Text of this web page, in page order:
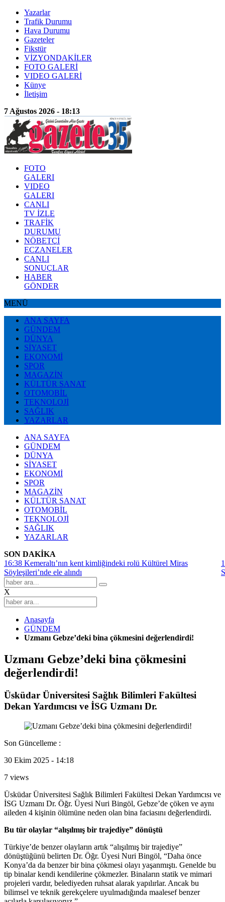
Yazarlar
Trafik Durumu
Hava Durumu
Gazeteler
Fikstür
VİZYONDAKİLER
FOTO GALERİ
VIDEO GALERİ
Künye
İletişim
7 Ağustos 2026 - 18:13
FOTO
GALERI
VIDEO
GALERI
CANLI
TV İZLE
TRAFİK
DURUMU
NÖBETÇİ
ECZANELER
CANLI
SONUÇLAR
HABER
GÖNDER
MENÜ
ANA SAYFA
GÜNDEM
DÜNYA
SİYASET
EKONOMİ
SPOR
MAGAZİN
KÜLTÜR SANAT
OTOMOBİL
TEKNOLOJİ
SAĞLIK
YAZARLAR
ANA SAYFA
GÜNDEM
DÜNYA
SİYASET
EKONOMİ
SPOR
MAGAZİN
KÜLTÜR SANAT
OTOMOBİL
TEKNOLOJİ
SAĞLIK
YAZARLAR
SON DAKİKA
16:38 Kemeraltı’nın kent kimliğindeki rolü Kültürel Miras
Söyleşileri’nde ele alındı
X
Anasayfa
GÜNDEM
Uzmanı Gebze’deki bina çökmesini değerlendirdi!
Uzmanı Gebze’deki bina çökmesini
değerlendirdi!
Üsküdar Üniversitesi Sağlık Bilimleri Fakültesi
Dekan Yardımcısı ve İSG Uzmanı Dr.
Son Güncelleme :
30 Ekim 2025 - 14:18
7 views
Üsküdar Üniversitesi Sağlık Bilimleri Fakültesi Dekan Yardımcısı ve
İSG Uzmanı Dr. Öğr. Üyesi Nuri Bingöl, Gebze’de çöken ve aynı
aileden 4 kişinin ölümüne neden olan bina faciasını değerlendirdi.
Bu tür olaylar “alışılmış bir trajediye” dönüştü
Türkiye’de benzer olayların artık “alışılmış bir trajediye”
dönüştüğünü belirten Dr. Öğr. Üyesi Nuri Bingöl, “Daha önce
Konya’da da benzer bir bina çökmesi olayı yaşanmıştı. Genelde bu
tip binalar kendi kendilerine çökmezler. Binaların statik ve mimari
projeleri vardır, belediyeden ruhsat alarak yapılırlar. Ancak bu
bilimsel ve teknik gerekçelere uyulmadığında maalesef benzer